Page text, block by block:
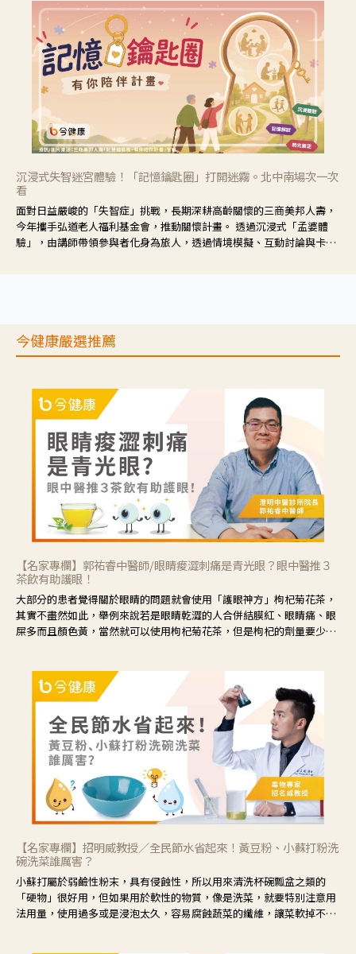
沉浸式失智迷宮體驗！「記憶鑰匙圈」打開迷霧。北中南場次一次
看
面對日益嚴峻的「失智症」挑戰，長期深耕高齡關懷的三商美邦人壽，
今年攜手弘道老人福利基金會，推動關懷計畫。 透過沉浸式「孟婆體
驗」，由講師帶領參與者化身為旅人，透過情境模擬、互動討論與卡牌
今健康嚴選推薦
【名家專欄】郭祐睿中醫師/眼睛痠澀刺痛是青光眼？眼中醫推３
茶飲有助護眼！
大部分的患者覺得關於眼睛的問題就會使用「護眼神方」枸杞菊花茶，
其實不盡然如此，舉例來說若是眼睛乾澀的人合併結膜紅、眼睛痛、眼
屎多而且顏色黃，當然就可以使用枸杞菊花茶，但是枸杞的劑量要少，
候就要使用菊花、金銀花來治療；假如單純的眼睛乾澀，結膜沒有紅，
眼睛周圍沒有眼屎，這種情況是屬於「陰虛」，就可以使用枸杞、蓮
藕、麥門冬、山藥等比較滋潤的藥材，效果就更顯著。
【名家專欄】招明威教授／全民節水省起來！黃豆粉、小蘇打粉洗
碗洗菜誰厲害？
小蘇打屬於弱鹼性粉末，具有侵蝕性，所以用來清洗杯碗瓢盆之類的
「硬物」很好用，但如果用於軟性的物質，像是洗菜，就要特別注意用
法用量，使用過多或是浸泡太久，容易腐蝕蔬菜的纖維，讓菜軟掉不清